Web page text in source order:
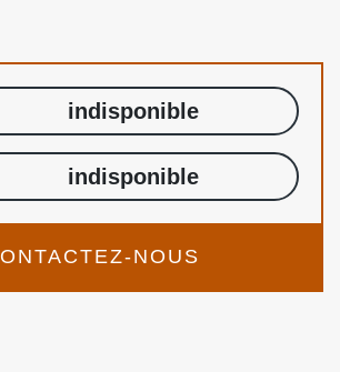
indisponible
indisponible
NOUS